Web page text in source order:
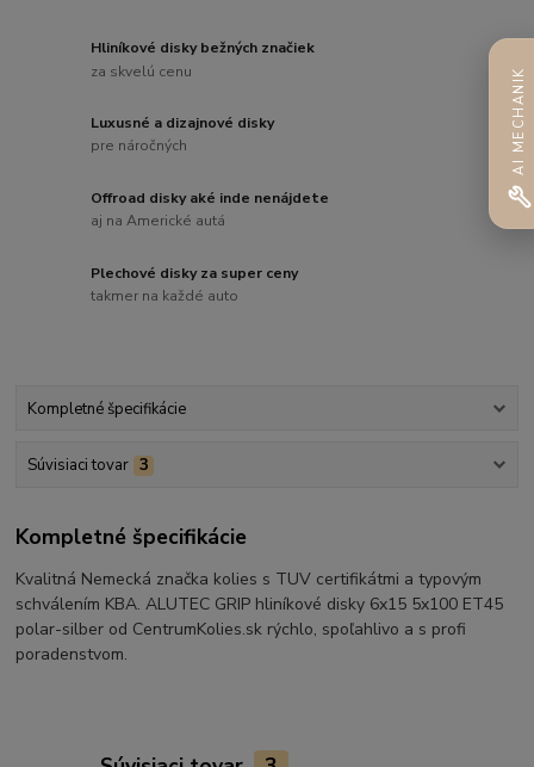
Hliníkové disky bežných značiek
za skvelú cenu
Luxusné a dizajnové disky
pre náročných
Offroad disky aké inde nenájdete
aj na Americké autá
Plechové disky za super ceny
takmer na každé auto
Kompletné špecifikácie
Súvisiaci tovar 3
Kompletné špecifikácie
Kvalitná Nemecká značka kolies s TUV certifikátmi a typovým
schválením KBA. ALUTEC GRIP hliníkové disky 6x15 5x100 ET45
polar-silber od CentrumKolies.sk rýchlo, spoľahlivo a s profi
poradenstvom.
AI MECHANIK